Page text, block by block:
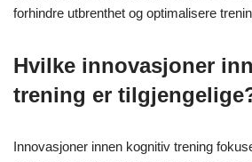
forhindre utbrenthet og optimalisere
Hvilke innovasjoner
trening er
Innovasjoner innen kognitiv trening